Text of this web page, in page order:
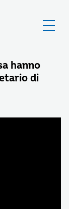
hanno
di